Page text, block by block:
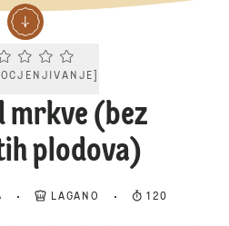
Current rating 0.0. Click to rate.
OCJENJIVANJE
mrkve (bez
plodova)
LAGANO 120